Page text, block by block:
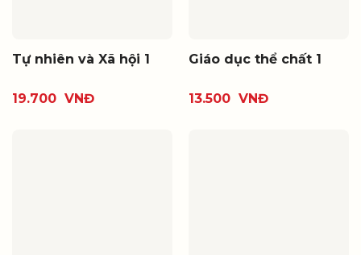
Tự nhiên và Xã hội 1
19.700 VNĐ
Giáo dục thể chất 1
13.500 VNĐ